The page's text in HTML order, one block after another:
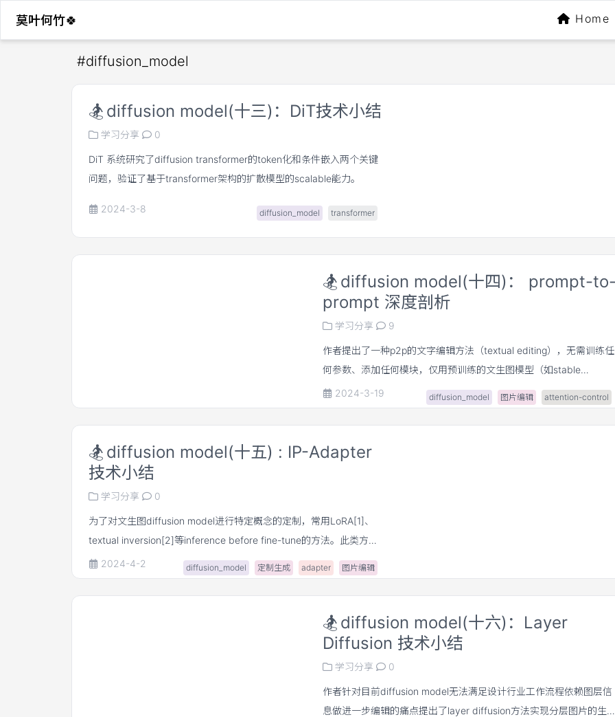
莫叶何竹🍀 Home
#diffusion_model
🏂 diffusion model(十三)：DiT技术小结
学习分享 0
DiT 系统研究了diffusion transformer的token化和条件嵌入两个关键
问题，验证了基于transformer架构的扩散模型的scalable能力。
2024-3-8 diffusion_model transformer
🏂 diffusion model(十四)： prompt-
prompt 深度剖析
学习分享 9
作者提出了一种p2p的文字编辑方法（textual editing），无需训练任
何参数、添加任何模块，仅用预训练的文生图模型（如stable
diffusion）即能实现卓越的textual editing能力。核心是通过约束
control cross attention中的attention map实现控制！
2024-3-19 diffusion_model 图片编辑 attention-control
🏂 diffusion model(十五) : IP-Adapter
技术小结
学习分享 0
为了对文生图diffusion model进行特定概念的定制，常用LoRA[1]、
textual inversion[2]等inference before fine-tune的方法。此类方法
有一个弊端：每一个新的概念都需要重新训练一个权重，比较麻烦。
那么，能不能有一个方法inference前无须微调，只需给一张
reference image，就能将该图片的概念融入到生成过程中？这就是
2024-4-2 diffusion_model 定制生成 adapter 图片编辑
🏂 diffusion model(十六)：Layer
Diffusion 技术小结
学习分享 0
作者针对目前diffusion model无法满足设计行业工作流程依赖图层信
息做进一步编辑的痛点提出了layer diffusion方法实现分层图片的生